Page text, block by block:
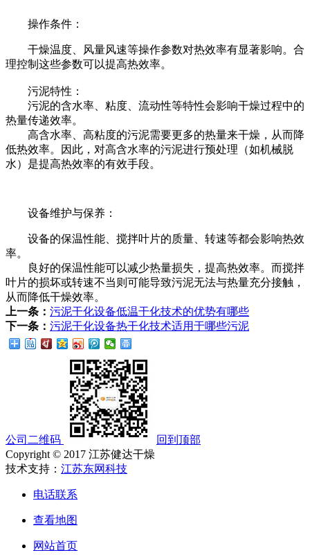
操作条件：
干燥温度、风量风速等操作参数对热效率有显著影响。合
理控制这些参数可以提高热效率。
污泥特性：
污泥的含水率、粘度、流动性等特性会影响干燥过程中的
热量传递效率。
高含水率、高粘度的污泥需要更多的热量来干燥，从而降
低热效率。因此，对高含水率的污泥进行预处理（如机械脱
水）是提高热效率的有效手段。
设备维护与保养：
设备的保温性能、搅拌叶片的质量、转速等都会影响热效
率。
良好的保温性能可以减少热量损失，提高热效率。而搅拌
叶片的损坏或转速不当则可能导致污泥无法与热量充分接触，
从而降低干燥效率。
上一条： 污泥干化设备低温干化技术的优势有哪些
下一条： 污泥干化设备热干化技术适用于哪些污泥
公司二维码
回到顶部
Copyright © 2017 江苏健达干燥
技术支持： 江苏东网科技
电话联系
查看地图
网站首页